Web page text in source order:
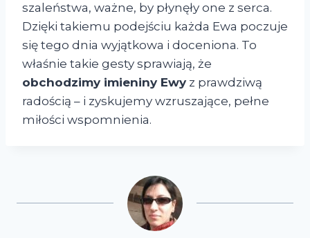
szaleństwa, ważne, by płynęły one z serca.
Dzięki takiemu podejściu każda Ewa poczuje
się tego dnia wyjątkowa i doceniona. To
właśnie takie gesty sprawiają, że
obchodzimy imieniny Ewy z prawdziwą
radością – i zyskujemy wzruszające, pełne
miłości wspomnienia.